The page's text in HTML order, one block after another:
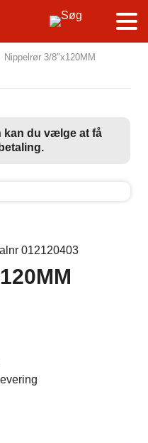
Nippelrør 3/8″x120MM
kan du vælge at få
012120403